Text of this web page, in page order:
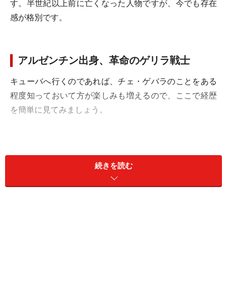
す。半世紀以上前に亡くなった人物ですが、今でも存在
感が格別です。
アルゼンチン出身、革命のゲリラ戦士
キューバへ行くのであれば、チェ・ゲバラのことをある
程度知っておいて方が楽しみも増えるので、ここで経歴
を簡単に見てみましょう。
うです。大学で医学を学んで医師の資格を取得したの
ち、メキシコに滞在している時、革命を目指しキューバ
続きを読む